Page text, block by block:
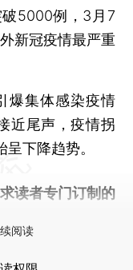
5000例，3月7
新冠疫情最严重
集体感染疫情
近尾声，疫情拐
下降趋势。
读者专门订制的
阅读